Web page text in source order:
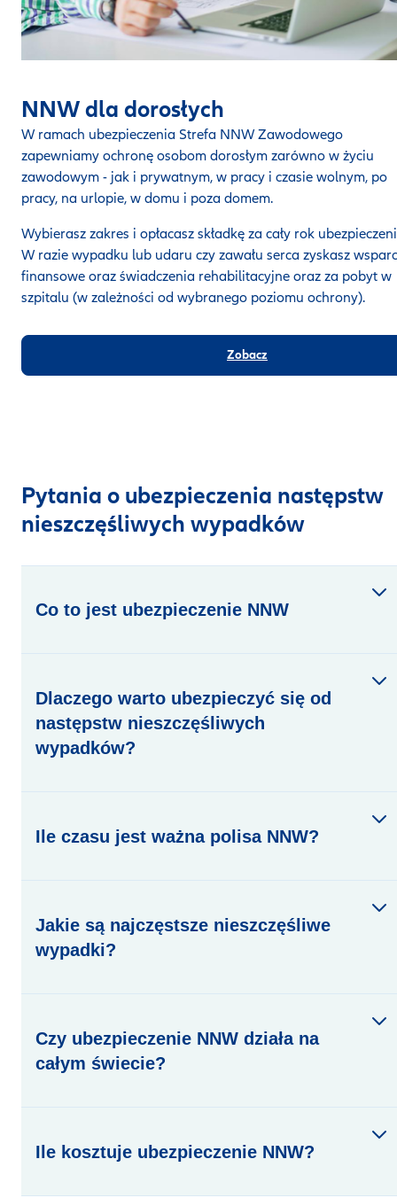
NNW dla dorosłych
W ramach ubezpieczenia Strefa NNW Zawodowego
zapewniamy ochronę osobom dorosłym zarówno w życiu
zawodowym - jak i prywatnym, w pracy i czasie wolnym, po
pracy, na urlopie, w domu i poza domem.
Wybierasz zakres i opłacasz składkę za cały rok
W razie wypadku lub udaru czy zawału serca zyskasz
finansowe oraz świadczenia rehabilitacyjne oraz za pobyt w
szpitalu (w zależności od wybranego poziomu ochrony).
Zobacz
Pytania o ubezpieczenia następstw
nieszczęśliwych wypadków
Co to jest ubezpieczenie NNW
Dlaczego warto ubezpieczyć się od
następstw nieszczęśliwych
wypadków?
Ile czasu jest ważna polisa NNW?
Jakie są najczęstsze nieszczęśliwe
wypadki?
Czy ubezpieczenie NNW działa na
całym świecie?
Ile kosztuje ubezpieczenie NNW?